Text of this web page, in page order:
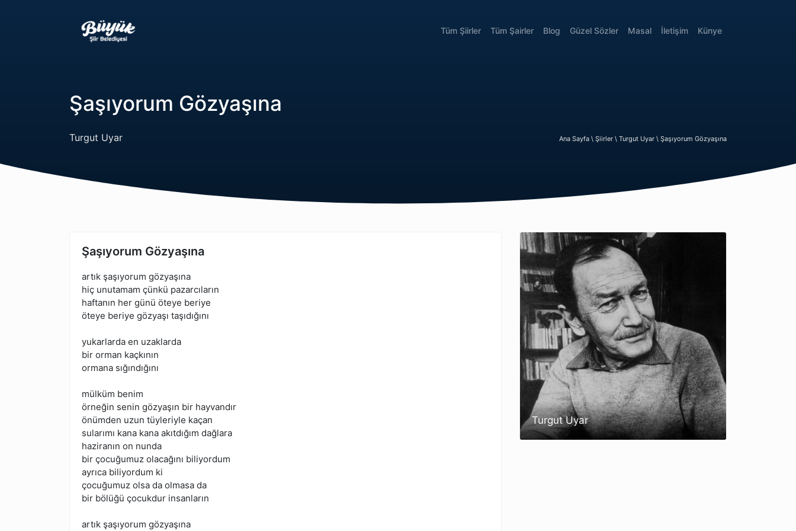
Tüm Şiirler Tüm Şairler Blog Güzel Sözler Masal İletişim Künye
Şaşıyorum Gözyaşına
Turgut Uyar Ana Sayfa \ Şiirler \ Turgut Uyar \ Şaşıyorum Gözyaşına
Şaşıyorum Gözyaşına
artık şaşıyorum gözyaşına
hiç unutamam çünkü pazarcıların
haftanın her günü öteye beriye
öteye beriye gözyaşı taşıdığını
yukarlarda en uzaklarda
bir orman kaçkının
ormana sığındığını
mülküm benim
örneğin senin gözyaşın bir hayvandır
önümden uzun tüyleriyle kaçan
sularımı kana kana akıtdığım dağlara
haziranın on nunda
bir çocuğumuz olacağını biliyordum
ayrıca biliyordum ki
çocuğumuz olsa da olmasa da
bir bölüğü çocukdur insanların
artık şaşıyorum gözyaşına
Turgut Uyar